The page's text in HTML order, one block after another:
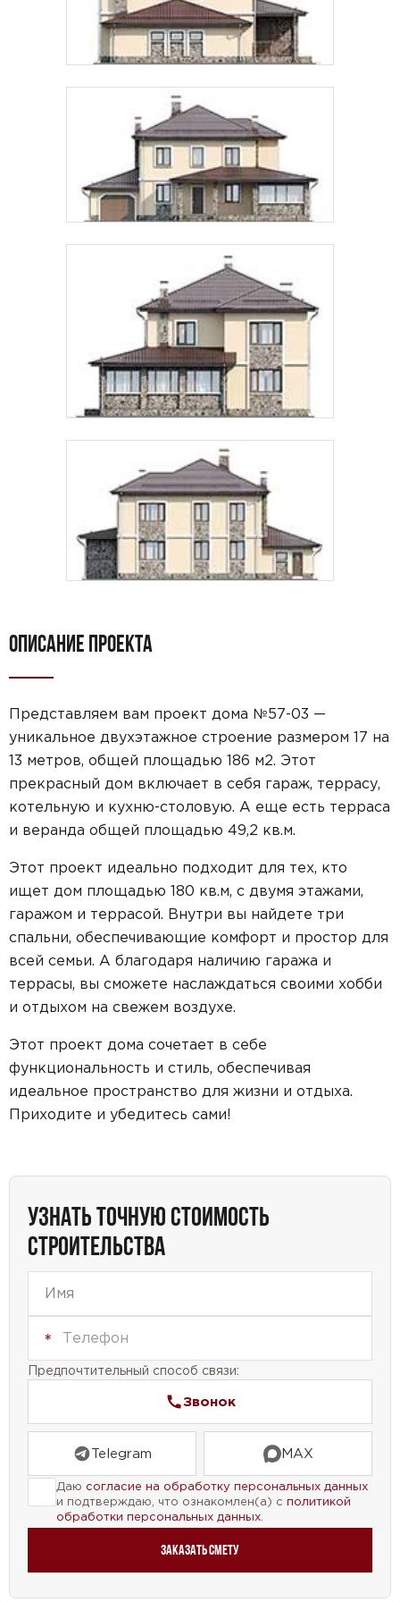
ОПИСАНИЕ ПРОЕКТА
Представляем вам проект дома №57-03 —
уникальное двухэтажное строение размером 17 на
13 метров, общей площадью 186 м2. Этот
прекрасный дом включает в себя гараж, террасу,
котельную и кухню-столовую. А еще есть терраса
и веранда общей площадью 49,2 кв.м.
Этот проект идеально подходит для тех, кто
ищет дом площадью 180 кв.м, с двумя этажами,
гаражом и террасой. Внутри вы найдете три
спальни, обеспечивающие комфорт и простор для
всей семьи. А благодаря наличию гаража и
террасы, вы сможете наслаждаться своими хобби
и отдыхом на свежем воздухе.
Этот проект дома сочетает в себе
функциональность и стиль, обеспечивая
идеальное пространство для жизни и отдыха.
Приходите и убедитесь сами!
УЗНАТЬ ТОЧНУЮ СТОИМОСТЬ
СТРОИТЕЛЬСТВА
Предпочтительный способ связи:
Звонок
Telegram MAX
Даю согласие на обработку персональных данных
и подтверждаю, что ознакомлен(а) с политикой
обработки персональных данных
Заказать смету
Звонок
Telegram
Даюсогласие на обработку персональных данных
подтверждаю, что ознакомлен(а) сполитикой
обработки персональных данных.
Рассчитать стоимость